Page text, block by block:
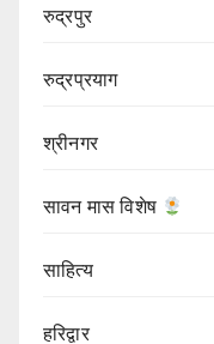
रुद्रपुर
रुद्रप्रयाग
श्रीनगर
सावन मास विशेष
साहित्य
हरिद्वार